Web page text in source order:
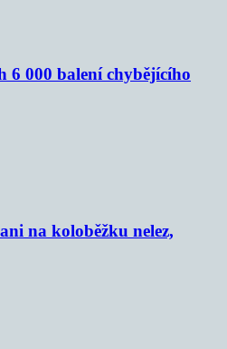
6 000 balení chybějícího
na koloběžku nelez,